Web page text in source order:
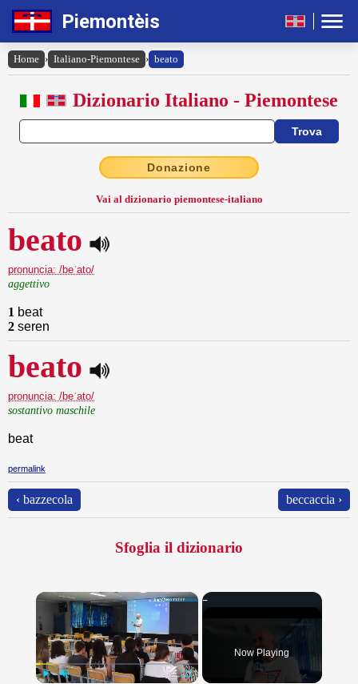
Piemontèis
Home › Italiano-Piemontese › beato
Dizionario Italiano - Piemontese
Donazione
Vai al dizionario piemontese-italiano
beato
pronuncia: /beˈato/
aggettivo
1 beat
2 seren
beato
pronuncia: /beˈato/
sostantivo maschile
beat
permalink
‹ bazzecola beccaccia ›
Sfoglia il dizionario
×
Now Playing